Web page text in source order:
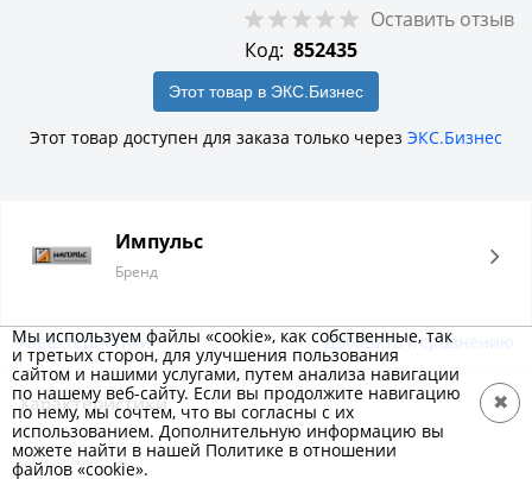
Оставить отзыв
Код: 852435
Этот товар в ЭКС.Бизнес
Этот товар доступен для заказа только через ЭКС.Бизнес
Импульс
Бренд
Характеристики Добавить к сравнению
Характеристики
Основные
Мы используем файлы «cookie», как собственные, так
и третьих сторон, для улучшения пользования
сайтом и нашими услугами, путем анализа навигации
по нашему веб-сайту. Если вы продолжите навигацию
по нему, мы сочтем, что вы согласны с их
использованием. Дополнительную информацию вы
можете найти в нашей Политике в отношении
файлов «cookie».
✖